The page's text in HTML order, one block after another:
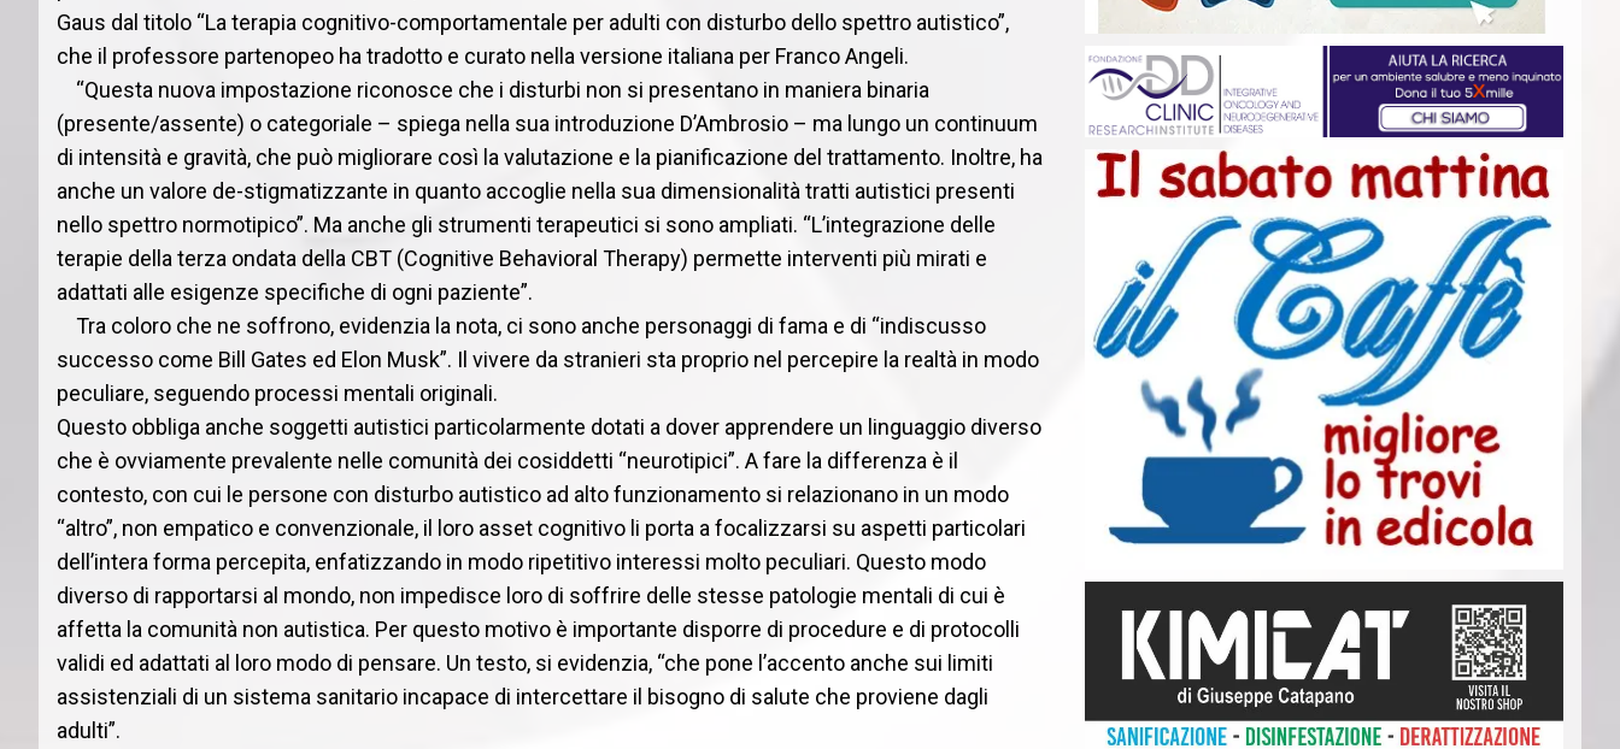
Gaus dal titolo “La terapia cognitivo-comportamentale per adulti con disturbo dello spettro autistico”,
che il professore partenopeo ha tradotto e curato nella versione italiana per Franco Angeli.
“Questa nuova impostazione riconosce che i disturbi non si presentano in maniera binaria
(presente/assente) o categoriale – spiega nella sua introduzione D’Ambrosio – ma lungo un continuum
di intensità e gravità, che può migliorare così la valutazione e la pianificazione del trattamento. Inoltre, ha
anche un valore de-stigmatizzante in quanto accoglie nella sua dimensionalità tratti autistici presenti
nello spettro normotipico”. Ma anche gli strumenti terapeutici si sono ampliati. “L’integrazione delle
terapie della terza ondata della CBT (Cognitive Behavioral Therapy) permette interventi più mirati e
adattati alle esigenze specifiche di ogni paziente”.
Tra coloro che ne soffrono, evidenzia la nota, ci sono anche personaggi di fama e di “indiscusso
successo come Bill Gates ed Elon Musk”. Il vivere da stranieri sta proprio nel percepire la realtà in modo
peculiare, seguendo processi mentali originali.
Questo obbliga anche soggetti autistici particolarmente dotati a dover apprendere un linguaggio diverso
che è ovviamente prevalente nelle comunità dei cosiddetti “neurotipici”. A fare la differenza è il
contesto, con cui le persone con disturbo autistico ad alto funzionamento si relazionano in un modo
“altro”, non empatico e convenzionale, il loro asset cognitivo li porta a focalizzarsi su aspetti particolari
dell’intera forma percepita, enfatizzando in modo ripetitivo interessi molto peculiari. Questo modo
diverso di rapportarsi al mondo, non impedisce loro di soffrire delle stesse patologie mentali di cui è
affetta la comunità non autistica. Per questo motivo è importante disporre di procedure e di protocolli
validi ed adattati al loro modo di pensare. Un testo, si evidenzia, “che pone l’accento anche sui limiti
assistenziali di un sistema sanitario incapace di intercettare il bisogno di salute che proviene dagli
adulti”.